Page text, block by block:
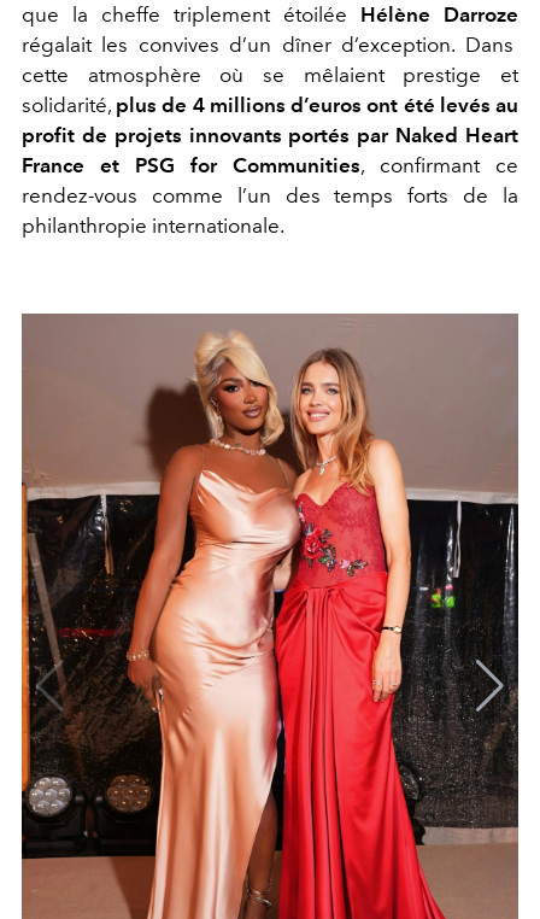
que la cheffe triplement étoilée Hélène Darroze
régalait les convives d’un dîner d’exception. Dans
cette atmosphère où se mêlaient prestige et
solidarité, plus de 4 millions d’euros ont été levés au
profit de projets innovants portés par Naked Heart
France et PSG for Communities, confirmant ce
rendez-vous comme l’un des temps forts de la
philanthropie internationale.